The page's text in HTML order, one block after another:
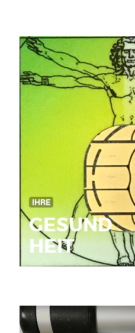
IHRE
GESUND
HEIT